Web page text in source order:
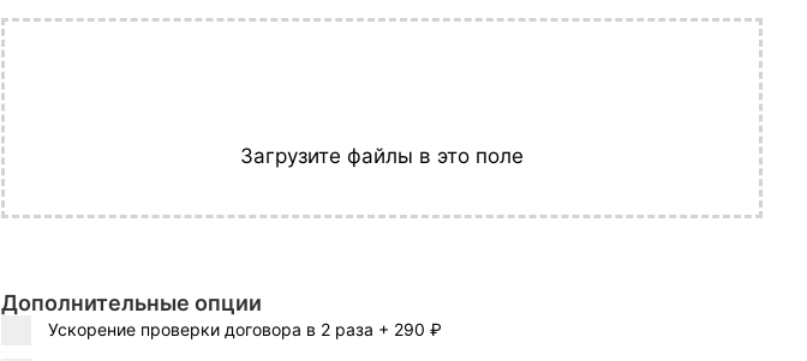
Загрузите файлы в это поле
Дополнительные опции
Ускорение проверки договора в 2 раза + 290 ₽